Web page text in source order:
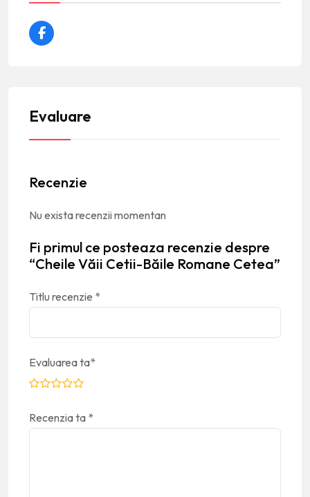
Evaluare
Recenzie
Nu exista recenzii momentan
Fi primul ce posteaza recenzie despre
“Cheile Văii Cetii-Băile Romane Cetea”
Titlu recenzie *
Evaluarea ta*
Recenzia ta *